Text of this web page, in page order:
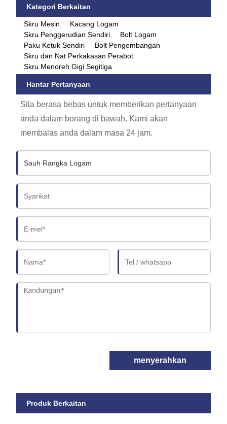
Kategori Berkaitan
Skru Mesin
Kacang Logam
Skru Penggerudian Sendiri
Bolt Logam
Paku Ketuk Sendiri
Bolt Pengembangan
Skru dan Nat Perkakasan Perabot
Skru Menoreh Gigi Segitiga
Hantar Pertanyaan
Sila berasa bebas untuk memberikan pertanyaan
anda dalam borang di bawah. Kami akan
membalas anda dalam masa 24 jam.
menyerahkan
Produk Berkaitan